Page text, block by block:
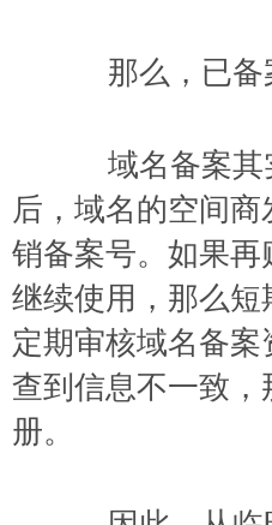
那么，已备
域名备案其
后，域名的空间
销备案号。如果
继续使用，那么
定期审核域名备
查到信息不一致
册。